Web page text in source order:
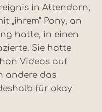
in Attendorn,
„ihrem“ Pony, an
hatte, in einen
Sie hatte
Videos auf
andere das
für okay